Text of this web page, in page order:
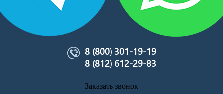
8 (800) 301-19-19
8 (812) 612-29-83
Заказать звонок